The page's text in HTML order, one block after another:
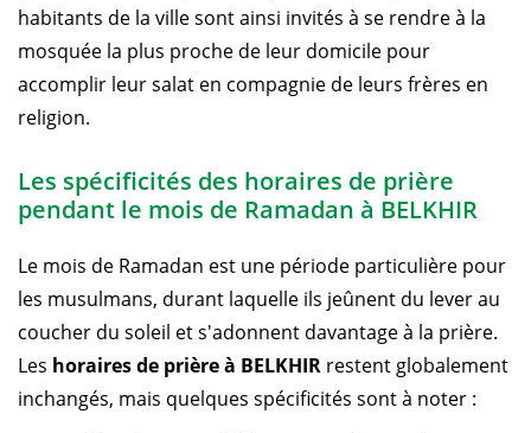
habitants de la ville sont ainsi invités à se rendre à la
mosquée la plus proche de leur domicile pour
accomplir leur salat en compagnie de leurs frères en
religion.
Les spécificités des horaires de prière
pendant le mois de Ramadan à BELKHIR
Le mois de Ramadan est une période particulière pour
les musulmans, durant laquelle ils jeûnent du lever au
coucher du soleil et s'adonnent davantage à la prière.
Les horaires de prière à BELKHIR restent globalement
inchangés, mais quelques spécificités sont à noter :